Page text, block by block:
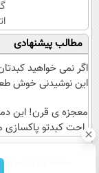
مطالب پیشنهادی
اگر نمی خواهید
این نوشیدنی خوش
معجزه ی قرن! این
راحت کبدتو پاکسازی